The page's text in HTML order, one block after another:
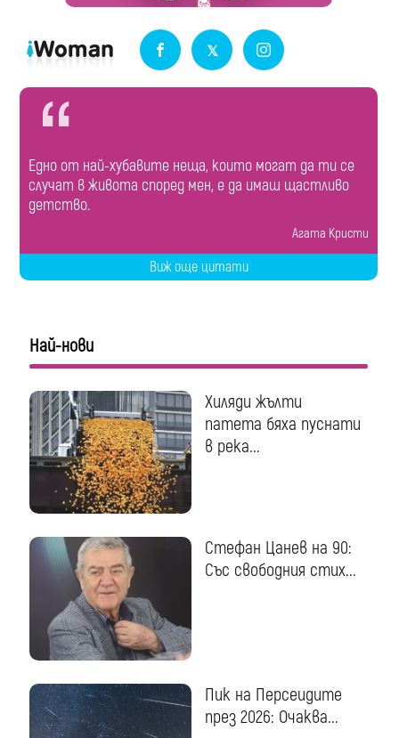
Едно от най-хубавите неща, които могат да ти се
случат в живота според мен, е да имаш щастливо
детство.
Агата Кристи
Виж още цитати
Най-нови
Хиляди жълти
патета бяха пуснати
в река...
Стефан Цанев на 90:
Със свободния стих...
Пик на Персеидите
през 2026: Очаква...